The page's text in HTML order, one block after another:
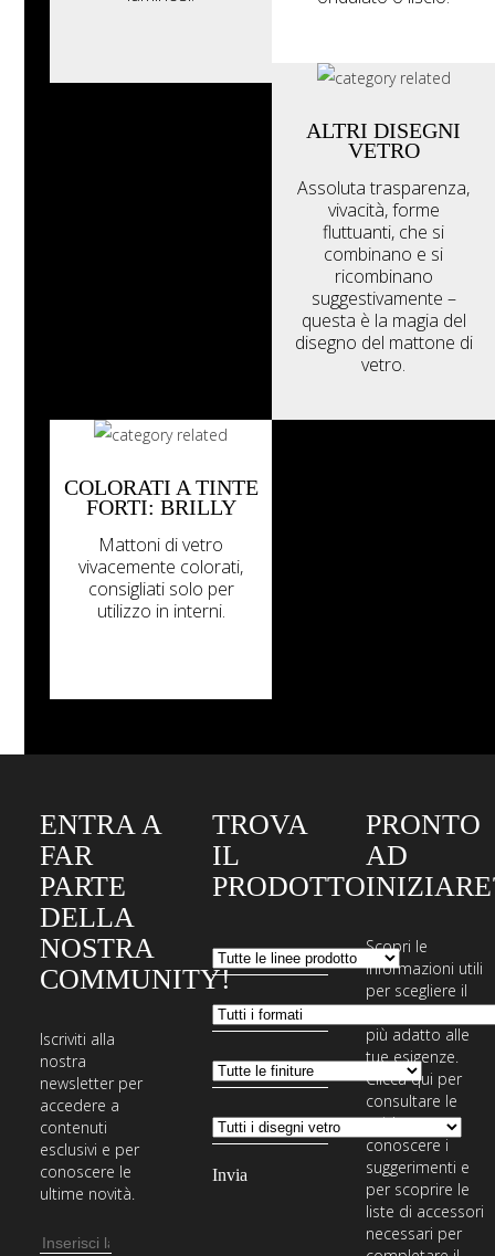
ALTRI DISEGNI
VETRO
Assoluta trasparenza,
vivacità, forme
fluttuanti, che si
combinano e si
ricombinano
suggestivamente –
questa è la magia del
disegno del mattone di
vetro.
COLORATI A TINTE
FORTI: BRILLY
Mattoni di vetro
vivacemente colorati,
consigliati solo per
utilizzo in interni.
ENTRA A
FAR
PARTE
DELLA
NOSTRA
COMMUNITY!
Iscriviti alla
nostra
newsletter per
accedere a
contenuti
esclusivi e per
conoscere le
ultime novità.
Indirizzo
TROVA
IL
PRODOTTO
PRONTO
AD
Scopri le
informazioni utili
per scegliere il
più adatto alle
tue esigenze.
Clicca qui per
consultare le
guide,
conoscere i
suggerimenti e
per scoprire le
liste di accessori
necessari per